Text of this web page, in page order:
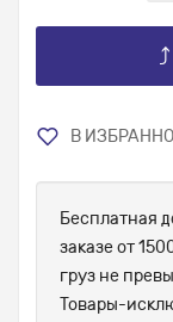
В
Бесплатная
заказе от
груз не
Товары-